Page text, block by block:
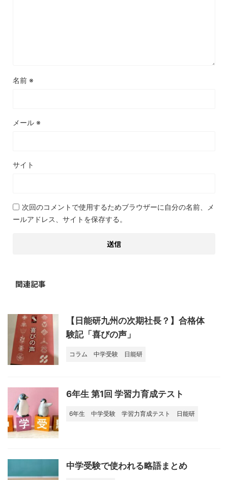
名前 ※
メール ※
サイト
次回のコメントで使用するためブラウザーに自分の名前、メ
ールアドレス、サイトを保存する。
関連記事
【日能研九州の次期社長？】合格体
験記「喜びの声」
コラム 中学受験 日能研
6年生 第1回 学習力育成テスト
6年生 中学受験 学習力育成テスト 日能研
中学受験で使われる略語まとめ